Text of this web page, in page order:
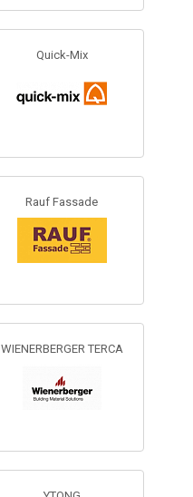
Quick-Mix
Rauf Fassade
WIENERBERGER TERCA